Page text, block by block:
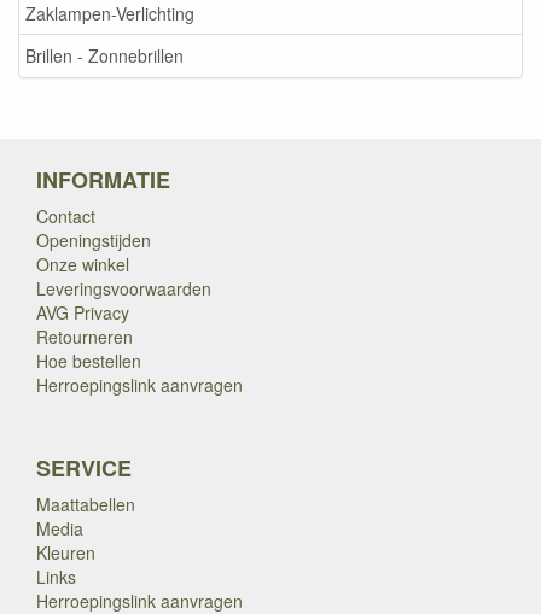
Zaklampen-Verlichting
Brillen - Zonnebrillen
INFORMATIE
Contact
Openingstijden
Onze winkel
Leveringsvoorwaarden
AVG Privacy
Retourneren
Hoe bestellen
Herroepingslink aanvragen
SERVICE
Maattabellen
Media
Kleuren
Links
Herroepingslink aanvragen